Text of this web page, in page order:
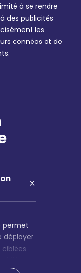
à se rendre
des publicités
les
données et de
permet
déployer